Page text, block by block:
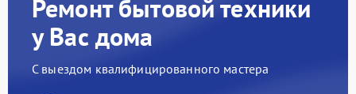
Ремонт бытовой техники
у Вас дома
С выездом квалифицированного мастера